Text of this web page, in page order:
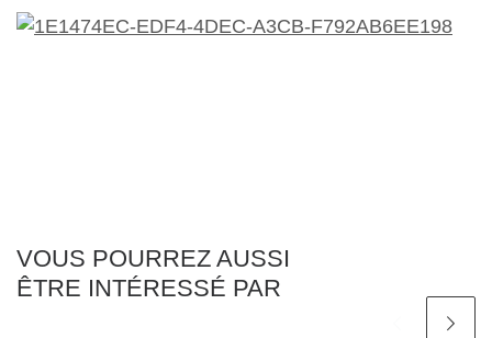
VOUS POURREZ AUSSI
ÊTRE INTÉRESSÉ PAR